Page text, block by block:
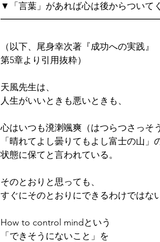
▼「言葉」があれば心は後からついて
（以下、尾身幸次著『成功への実践』
第5章より引用抜粋）
天風先生は、
人生がいいときも悪いときも、
心はいつも溌溂颯爽（はつらつさっそ
「晴れてよし曇りてもよし富士の山」
状態に保てと言われている。
そのとおりと思っても、
すぐにそのとおりにできるわけではない
How to control mindという
「できそうにないこと」を